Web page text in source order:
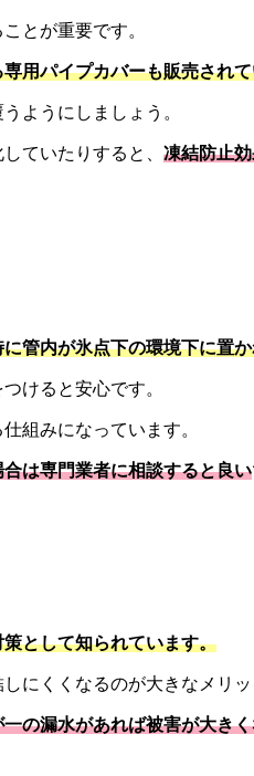
とが重要です。
用パイプカバーも販売され
ようにしましょう。
ていたりすると、 凍結防止
管内が氷点下の環境下に置
けると安心です。
組みになっています。
は専門業者に相談すると良い
として知られています。
にくくなるのが大きなメリッ
の漏水があれば被害が大き